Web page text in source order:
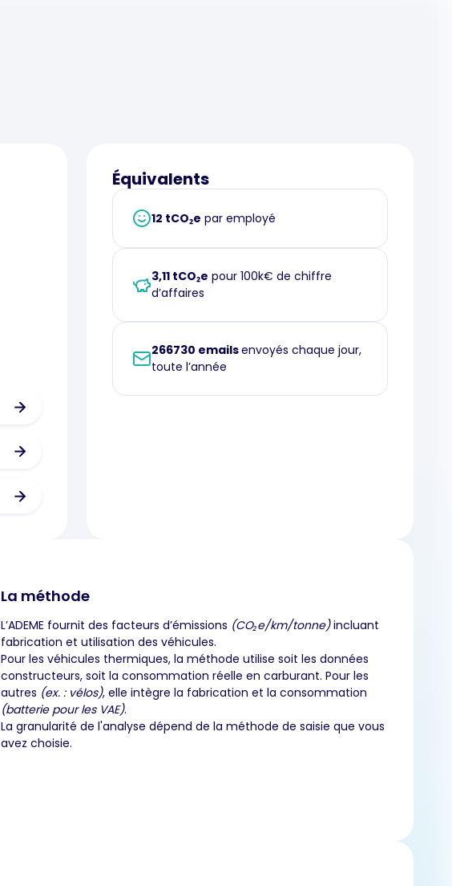
Équivalents
12 tCO₂e par employé
3,11 tCO₂e pour 100k€ de chiffre
d’affaires
266730 emailsenvoyés chaque jour,
toute l’année
La méthode
L’ADEME fournit des facteurs d’émissions (CO₂e/km/tonne)incluant
fabrication et utilisation des véhicules.
Pour les véhicules thermiques, la méthode utilise soit les données
constructeurs, soit la consommation réelle en carburant. Pour les
autres (ex. : vélos), elle intègre la fabrication et la consommation
(batterie pour les VAE).
La granularité de l'analyse dépend de la méthode de saisie que vous
avez choisie.